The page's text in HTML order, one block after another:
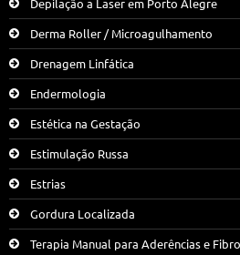
Derma Roller / Microagulhamento
Drenagem Linfática
Endermologia
Estética na Gestação
Estimulação Russa
Estrias
Gordura Localizada
Terapia Manual para Aderências e